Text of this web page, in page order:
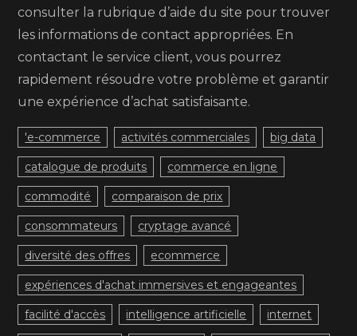
consulter la rubrique d’aide du site pour trouver
les informations de contact appropriées. En
contactant le service client, vous pourrez
rapidement résoudre votre problème et garantir
une expérience d’achat satisfaisante.
'e-commerce activités commerciales big data
catalogue de produits commerce en ligne
commodité comparaison de prix
consommateurs cryptage avancé
diversité des offres ecommerce
expériences d'achat immersives et engageantes
facilité d'accès intelligence artificielle internet